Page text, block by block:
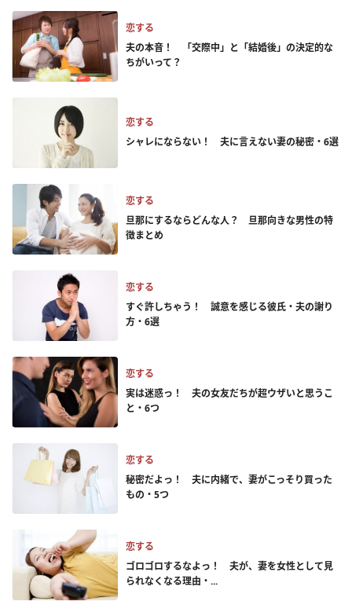
恋する
夫の本音！ 「交際中」と「結婚後」の決定的な
ちがいって？
恋する
シャレにならない！ 夫に言えない妻の秘密・6選
恋する
旦那にするならどんな人？ 旦那向きな男性の特
徴まとめ
恋する
すぐ許しちゃう！ 誠意を感じる彼氏・夫の謝り
方・6選
恋する
実は迷惑っ！ 夫の女友だちが超ウザいと思うこ
と・6つ
恋する
秘密だよっ！ 夫に内緒で、妻がこっそり買った
もの・5つ
恋する
ゴロゴロするなよっ！ 夫が、妻を女性として見
られなくなる理由・...